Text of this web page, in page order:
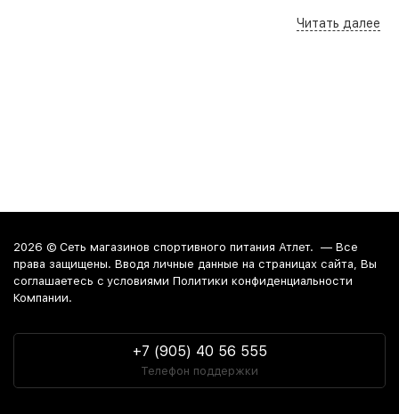
гарантирующие безопасность приема и высокую
можно заказать доставку курьером.
Книги в Москве
СДЭК. Сроки и стоимость доставки уточнит менеджер
после оформления заказа.
Читать далее
2026 © Сеть магазинов спортивного питания Атлет. — Все
права защищены. Вводя личные данные на страницах сайта, Вы
соглашаетесь c условиями Политики конфиденциальности
Компании.
+7 (905) 40 56 555
Телефон поддержки